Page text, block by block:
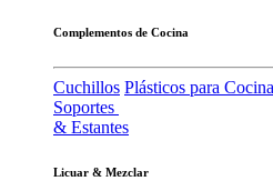
Complementos de Cocina
Cuchillos Plásticos para Cocina
Soportes
& Estantes
Licuar & Mezclar